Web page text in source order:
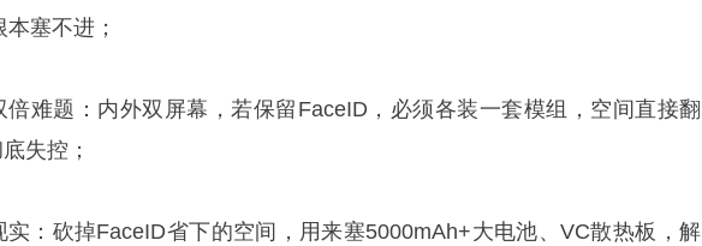
塞不进；
倍难题：内外双屏幕，若保留FaceID，必须各装一套模组，空间直接翻
失控；
实：砍掉FaceID省下的空间，用来塞5000mAh+大电池、VC散热板，解